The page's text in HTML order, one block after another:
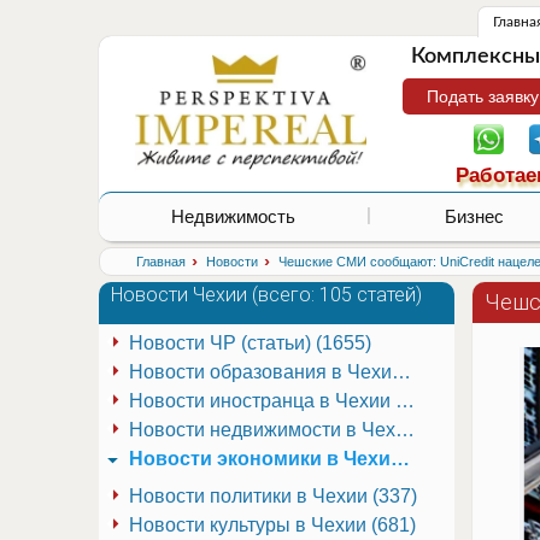
Подать
Недвижимость Бизнес
Главная › Новости › Чешские СМИ сообщают: UniCredit
Новости Чехии (всего: 105 статей)
Новости иностранца в Чехии (223)
Новости культуры в Чехии (681)
Новости недвижимости в Чехии (337)
Новости образования в Чехии (251)
Новости политики в Чехии (337)
Новости ЧР (статьи) (1655)
Новости экономики в Чехии (941)